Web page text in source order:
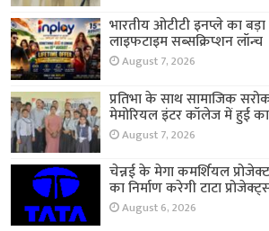
भारतीय ओटीटी इनप्ले का
लाइफटाइम सब्सक्रिप्शन लॉन्च
August 7, 2026
प्रतिभा के साथ सामाजिक
मेमोरियल इंटर कॉलेज में हुई
August 7, 2026
चेन्नई के मेगा कमर्शियल
का निर्माण करेगी टाटा
August 6, 2026